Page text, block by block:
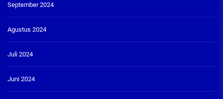
September 2024
Agustus 2024
Juli 2024
Juni 2024